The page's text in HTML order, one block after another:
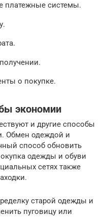
платежные системы.
о покупке.
экономии
и другие способы
Обмен одеждой и
способ обновить
одежды и обуви
сетях также
старой одежды и
пуговицу или